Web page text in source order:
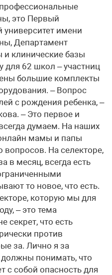
это Первый
имени
Департамент
клинические базы
для 62 школ – участниц
большие комплекты
– Вопрос
с рождения ребенка, –
– Это первое и
думаем. На наших
мамы и папы
На селекторе,
в месяц, всегда есть
то новое, что есть.
которую мы для
– это тема
секрет, что есть
против
за. Лично я за
понимать, что
с собой опасность для